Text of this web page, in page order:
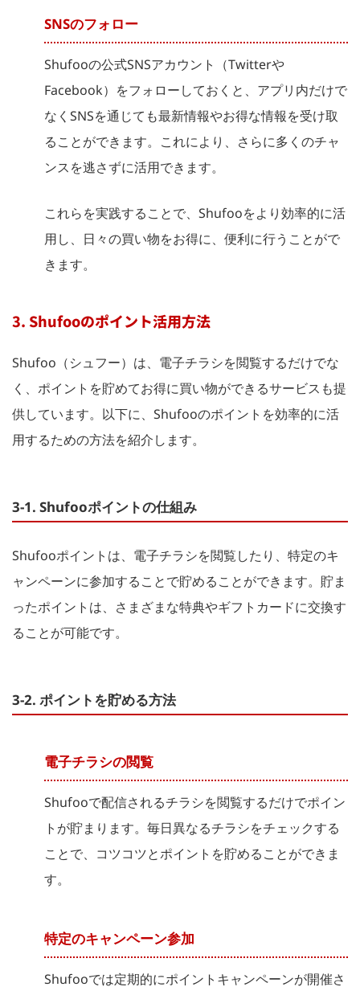
SNSのフォロー
Shufooの公式SNSアカウント（Twitterや
Facebook）をフォローしておくと、アプリ内だけで
なくSNSを通じても最新情報やお得な情報を受け取
ることができます。これにより、さらに多くのチャ
ンスを逃さずに活用できます。
これらを実践することで、Shufooをより効率的に活
用し、日々の買い物をお得に、便利に行うことがで
きます。
3. Shufooのポイント活用方法
Shufoo（シュフー）は、電子チラシを閲覧するだけでな
く、ポイントを貯めてお得に買い物ができるサービスも提
供しています。以下に、Shufooのポイントを効率的に活
用するための方法を紹介します。
3-1. Shufooポイントの仕組み
Shufooポイントは、電子チラシを閲覧したり、特定のキ
ャンペーンに参加することで貯めることができます。貯ま
ったポイントは、さまざまな特典やギフトカードに交換す
ることが可能です。
3-2. ポイントを貯める方法
電子チラシの閲覧
Shufooで配信されるチラシを閲覧するだけでポイン
トが貯まります。毎日異なるチラシをチェックする
ことで、コツコツとポイントを貯めることができま
す。
特定のキャンペーン参加
Shufooでは定期的にポイントキャンペーンが開催さ